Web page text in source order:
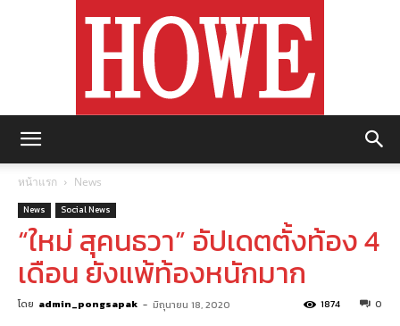
หน้าแรก News
News Social News
“ใหม่ สุคนธวา” อัปเดตตั้งท้อง 4
เดือน ยังแพ้ท้องหนักมาก
โดย admin_pongsapak - มิถุนายน 18, 2020 0
1874